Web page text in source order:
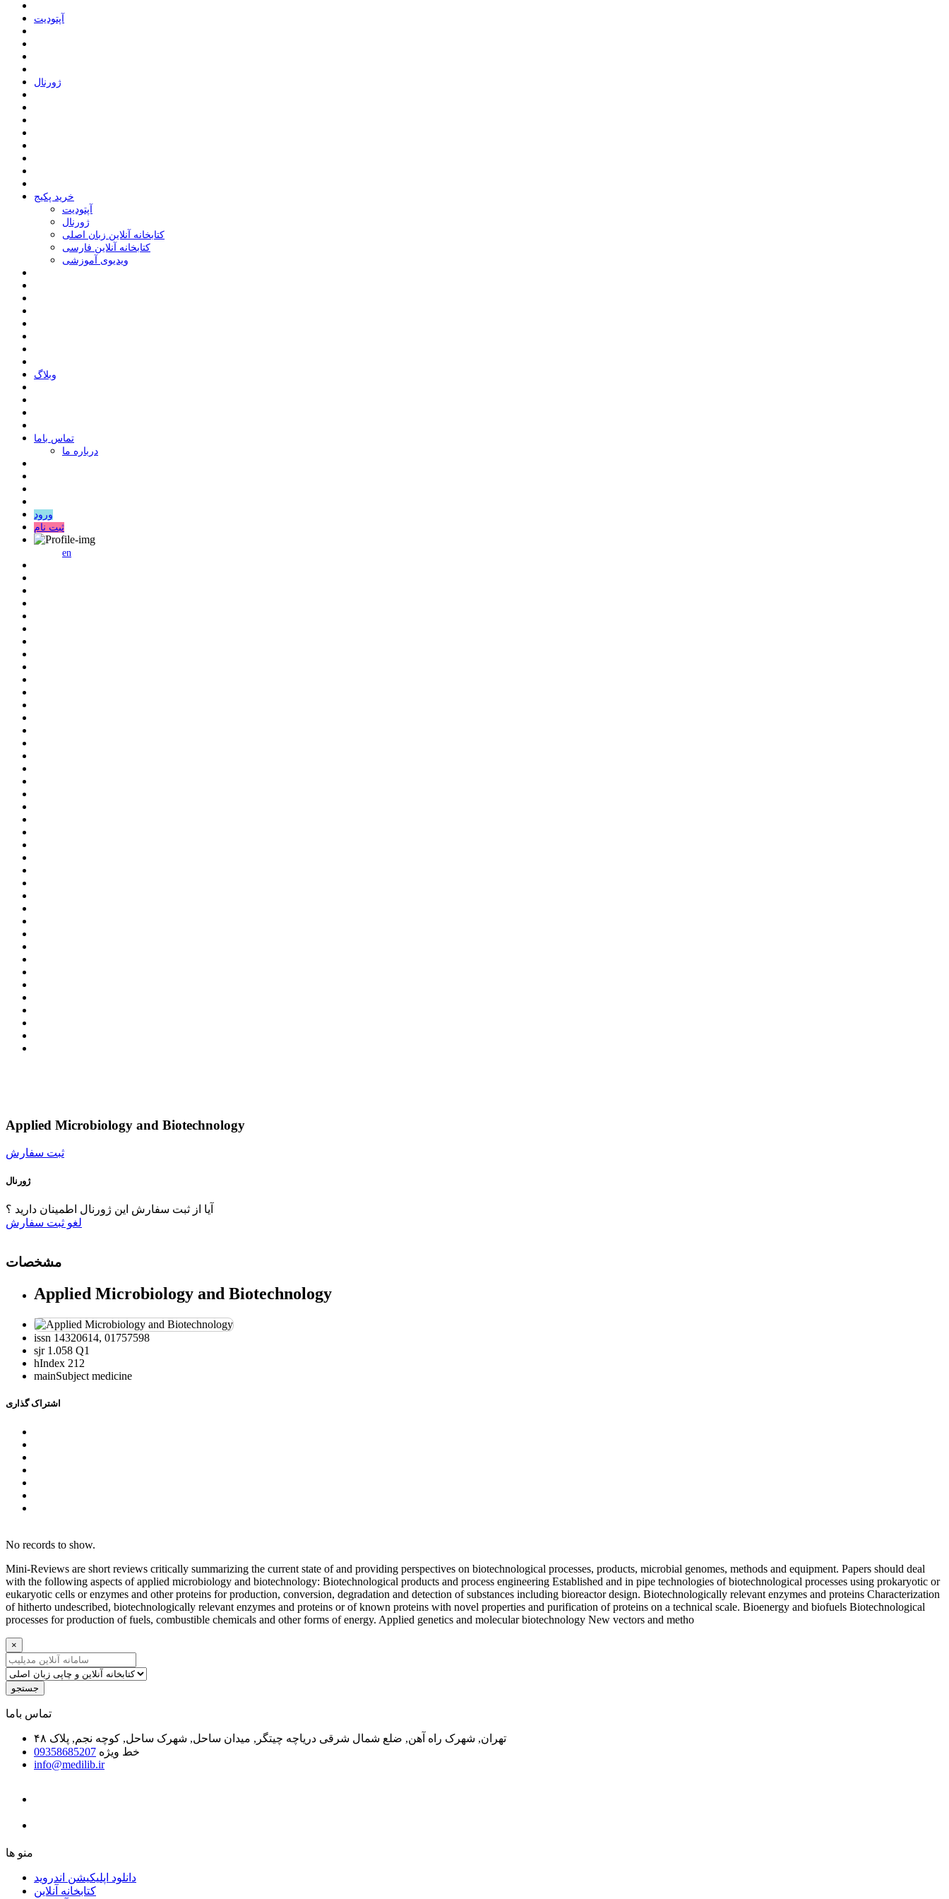
ﺁﭘﺘﻮﺩﯾﺖ
ﮊﻭﺭﻧﺎﻝ
خرید پکیج
ﺁﭘﺘﻮﺩﯾﺖ
ﮊﻭﺭﻧﺎﻝ
کتابخانه آنلاین زبان اصلی
کتابخانه آنلاین فارسی
ویدیوی آموزشی
وبلاگ
ﺗﻤﺎﺱ ﺑﺎﻣﺎ
درباره ما
ورود
ثبت نام
en
Applied Microbiology and Biotechnology
ثبت سفارش
ژورنال
آیا از ثبت سفارش این ژورنال اطمینان دارید ؟
لغو ثبت سفارش
مشخصات
Applied Microbiology and Biotechnology
issn 14320614, 01757598
sjr 1.058 Q1
hIndex 212
mainSubject medicine
اشتراک گذاری
No records to show.
Mini-Reviews are short reviews critically summarizing the current state of and providing perspectives on biotechnological processes, products, microbial genomes, methods and equipment. Papers should deal
with the following aspects of applied microbiology and biotechnology: Biotechnological products and process engineering Established and in pipe technologies of biotechnological processes using prokaryotic or
eukaryotic cells or enzymes and other proteins for production, conversion, degradation and detection of substances including bioreactor design. Biotechnologically relevant enzymes and proteins Characterization
of hitherto undescribed, biotechnologically relevant enzymes and proteins or of known proteins with novel properties and purification of proteins on a technical scale. Bioenergy and biofuels Biotechnological
processes for production of fuels, combustible chemicals and other forms of energy. Applied genetics and molecular biotechnology New vectors and metho
×
جستجو
ﺗﻤﺎﺱ ﺑﺎﻣﺎ
تهران, شهرک راه آهن, ضلع شمال شرقی دریاچه چیتگر, میدان ساحل, شهرک ساحل, کوچه نجم, پلاک ۴۸
خط ویژه 09358685207
info@medilib.ir
ﻣﻨﻮ ﻫﺎ
دانلود اپلیکیشن اندروید
ﮐﺘﺎﺑﺨﺎﻧﻪ ﺁﻧﻼﯾﻦ